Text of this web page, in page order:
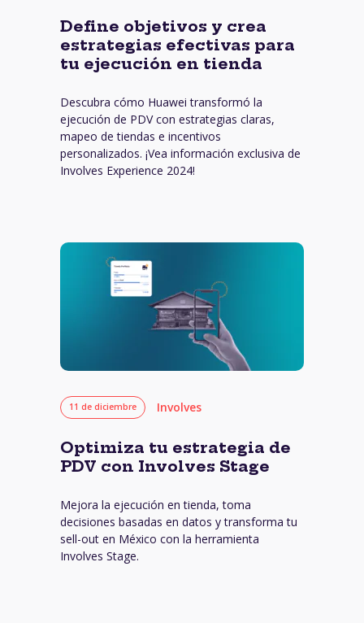
Define objetivos y crea
estrategias efectivas para
tu ejecución en tienda
Descubra cómo Huawei transformó la
ejecución de PDV con estrategias claras,
mapeo de tiendas e incentivos
personalizados. ¡Vea información exclusiva de
Involves Experience 2024!
11 de diciembre Involves
Optimiza tu estrategia de
PDV con Involves Stage
Mejora la ejecución en tienda, toma
decisiones basadas en datos y transforma tu
sell-out en México con la herramienta
Involves Stage.